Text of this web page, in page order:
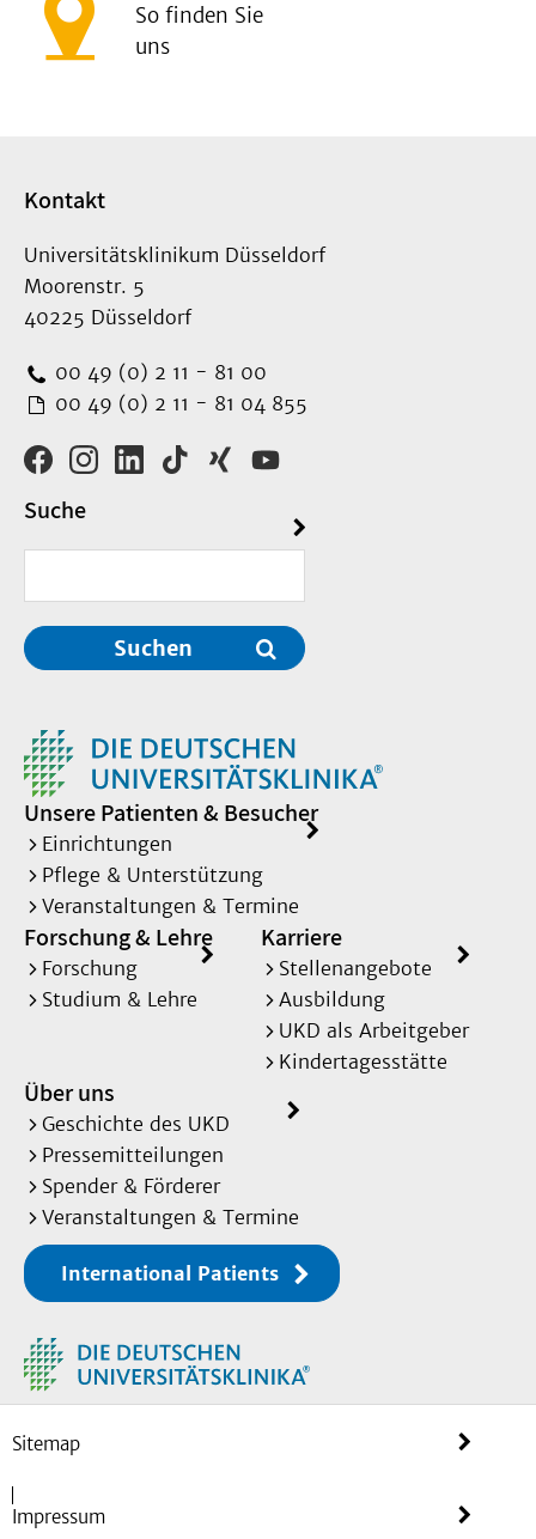
So finden Sie
uns
Kontakt
Universitätsklinikum Düsseldorf
Moorenstr. 5
40225 Düsseldorf
00 49 (0) 2 11 - 81 00
00 49 (0) 2 11 - 81 04 855
Suche
Suchen
Unsere Patienten & Besucher
Einrichtungen
Pflege & Unterstützung
Veranstaltungen & Termine
Forschung & Lehre
Forschung
Studium & Lehre
Karriere
Stellenangebote
Ausbildung
UKD als Arbeitgeber
Kindertagesstätte
Über uns
Geschichte des UKD
Pressemitteilungen
Spender & Förderer
Veranstaltungen & Termine
International Patients
Sitemap
Impressum